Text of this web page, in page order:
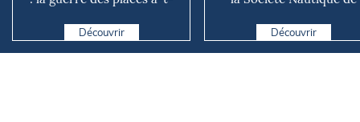
Découvrir Découvrir